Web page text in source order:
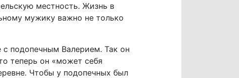
местность. Жизнь в
мужику важно не только
подопечным Валерием. Так он
теперь он «может себя
Чтобы у подопечных был